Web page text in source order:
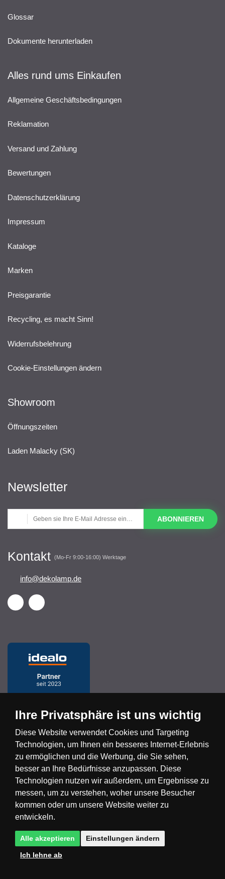
Glossar
Dokumente herunterladen
Alles rund ums Einkaufen
Allgemeine Geschäftsbedingungen
Reklamation
Versand und Zahlung
Bewertungen
Datenschutzerklärung
Impressum
Kataloge
Marken
Preisgarantie
Recycling, es macht Sinn!
Widerrufsbelehrung
Cookie-Einstellungen ändern
Showroom
Öffnungszeiten
Laden Malacky (SK)
Newsletter
ABONNIEREN
Kontakt (Mo-Fr 9:00-16:00) Werktage
info@dekolamp.de
Česká republika Slovensko Deutschland
Magyarország Österreich België
Nederland
Ihre Privatsphäre ist uns wichtig
Diese Website verwendet Cookies und Targeting
Technologien, um Ihnen ein besseres Internet-Erlebnis
zu ermöglichen und die Werbung, die Sie sehen,
besser an Ihre Bedürfnisse anzupassen. Diese
Technologien nutzen wir außerdem, um Ergebnisse zu
messen, um zu verstehen, woher unsere Besucher
kommen oder um unsere Website weiter zu
entwickeln.
Alle akzeptieren Einstellungen ändern
Ich lehne ab